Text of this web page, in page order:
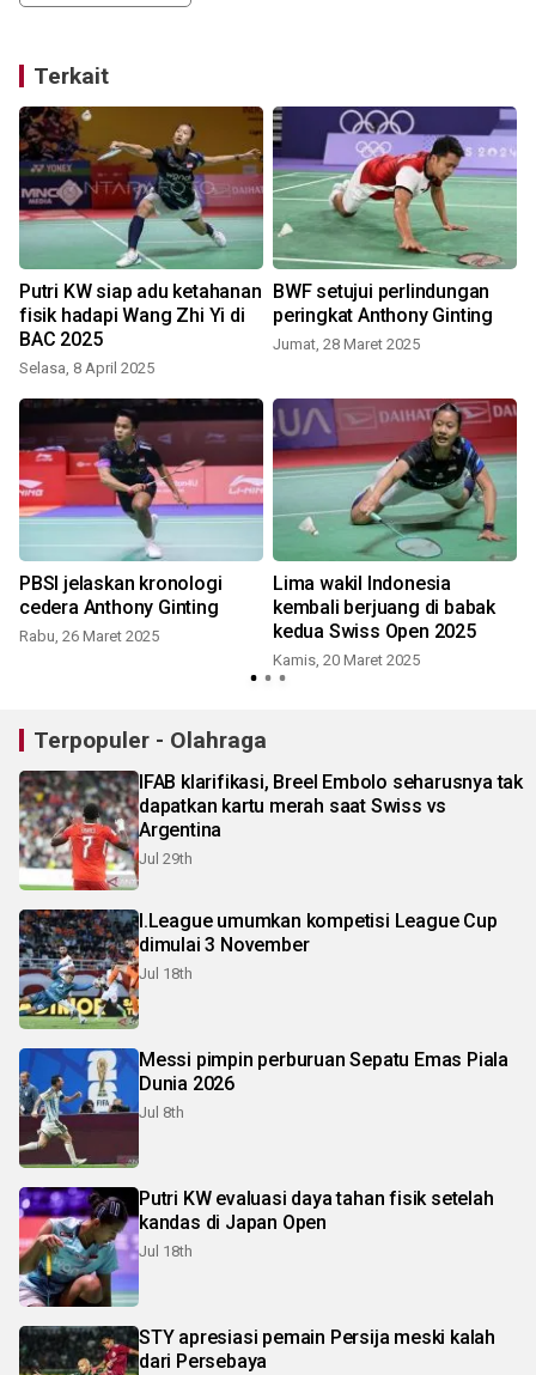
Terkait
Putri KW siap adu ketahanan
fisik hadapi Wang Zhi Yi di
BAC 2025
Selasa, 8 April 2025
BWF setujui perlindungan
peringkat Anthony Ginting
Jumat, 28 Maret 2025
PBSI jelaskan kronologi
cedera Anthony Ginting
Rabu, 26 Maret 2025
Lima wakil Indonesia
kembali berjuang di babak
kedua Swiss Open 2025
Kamis, 20 Maret 2025
Terpopuler - Olahraga
IFAB klarifikasi, Breel Embolo seharusnya tak
dapatkan kartu merah saat Swiss vs
Argentina
Jul 29th
I.League umumkan kompetisi League Cup
dimulai 3 November
Jul 18th
Messi pimpin perburuan Sepatu Emas Piala
Dunia 2026
Jul 8th
Putri KW evaluasi daya tahan fisik setelah
kandas di Japan Open
Jul 18th
STY apresiasi pemain Persija meski kalah
dari Persebaya